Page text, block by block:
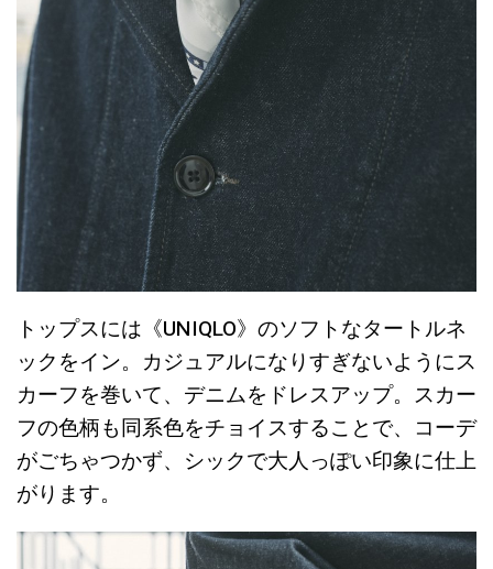
トップスには《UNIQLO》のソフトなタートルネ
ックをイン。カジュアルになりすぎないようにス
カーフを巻いて、デニムをドレスアップ。スカー
フの色柄も同系色をチョイスすることで、コーデ
がごちゃつかず、シックで大人っぽい印象に仕上
がります。